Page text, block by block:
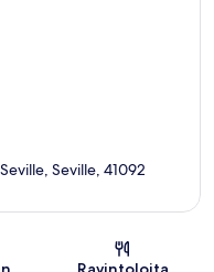
Seville, 41092